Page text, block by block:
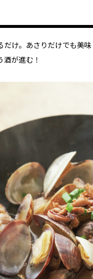
け。あさりだけでも美
が進む！